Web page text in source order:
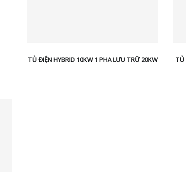
TỦ ĐIỆN HYBRID 10KW 1 PHA LƯU TRỮ 20KW TỦ